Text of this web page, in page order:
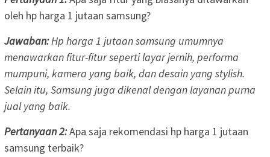
oleh hp harga 1 jutaan samsung?
Jawaban:Hp harga 1 jutaan samsung umumnya
menawarkan fitur-fitur seperti layar jernih, performa
mumpuni, kamera yang baik, dan desain yang stylish.
Selain itu, Samsung juga dikenal dengan layanan purna
jual yang baik.
Pertanyaan 2:Apa saja rekomendasi hp harga 1 jutaan
samsung terbaik?